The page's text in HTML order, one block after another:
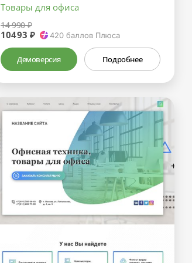
Товары для офиса
14 990 ₽
10493 ₽ 420 баллов Плюса
Демоверсия Подробнее